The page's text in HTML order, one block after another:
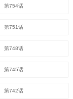
第754话
第751话
第748话
第745话
第742话